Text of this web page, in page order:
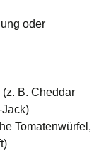
oder
B. Cheddar
Tomatenwürfel,